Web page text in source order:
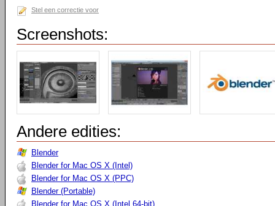
Stel een correctie voor
Screenshots:
Andere edities:
Blender
Blender for Mac OS X (Intel)
Blender for Mac OS X (PPC)
Blender (Portable)
Blender for Mac OS X (Intel 64-bit)